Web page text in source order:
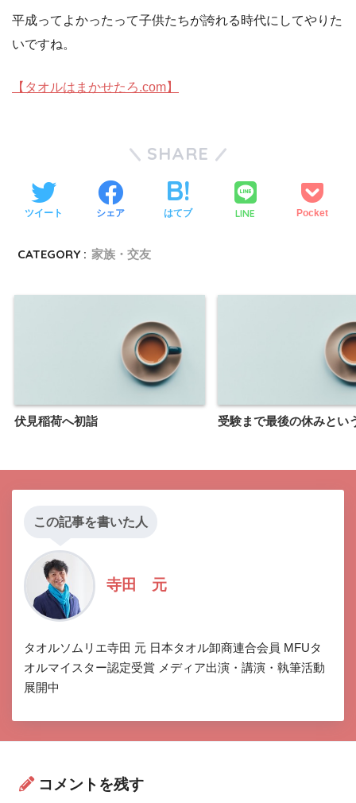
平成ってよかったって子供たちが誇れる時代にしてやりた
いですね。
【タオルはまかせたろ.com】
SHARE
ツイート シェア はてブ LINE Pocket
CATEGORY : 家族・交友
伏見稲荷へ初詣 受験まで最後の休みとい
この記事を書いた人
寺田 元
タオルソムリエ寺田 元 日本タオル卸商連合会員 MFUタ
オルマイスター認定受賞 メディア出演・講演・執筆活動
展開中
コメントを残す